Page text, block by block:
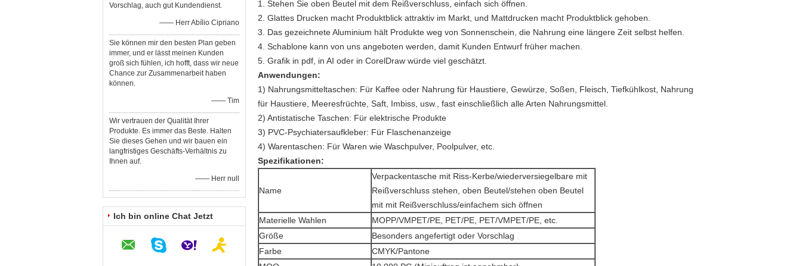
Vorschlag, auch gut Kundendienst.
—— Herr Abílio Cipriano
Sie können mir den besten Plan geben
immer, und er lässt meinen Kunden
groß sich fühlen, ich hofft, dass wir neue
Chance zur Zusammenarbeit haben
können.
—— Tim
Wir vertrauen der Qualität Ihrer
Produkte. Es immer das Beste. Halten
Sie dieses Gehen und wir bauen ein
langfristiges Geschäfts-Verhältnis zu
Ihnen auf.
—— Herr null
Ich bin online Chat Jetzt
1. Stehen Sie oben Beutel mit dem Reißverschluss, einfach sich öffnen.
2. Glattes Drucken macht Produktblick attraktiv im Markt, und Mattdrucken macht Produktblick gehoben.
3. Das gezeichnete Aluminium hält Produkte weg von Sonnenschein, die Nahrung eine längere Zeit selbst helfen.
4. Schablone kann von uns angeboten werden, damit Kunden Entwurf früher machen.
5. Grafik in pdf, in AI oder in CorelDraw würde viel geschätzt.
Anwendungen:
1) Nahrungsmitteltaschen: Für Kaffee oder Nahrung für Haustiere, Gewürze, Soßen, Fleisch, Tiefkühlkost, Nahrung
für Haustiere, Meeresfrüchte, Saft, Imbiss, usw., fast einschließlich alle Arten Nahrungsmittel.
2) Antistatische Taschen: Für elektrische Produkte
3) PVC-Psychiatersaufkleber: Für Flaschenanzeige
4) Warentaschen: Für Waren wie Waschpulver, Poolpulver, etc.
Spezifikationen:
Name
Verpackentasche mit Riss-Kerbe/wiederversiegelbare mit
Reißverschluss stehen, oben Beutel/stehen oben Beutel
mit mit Reißverschluss/einfachem sich öffnen
Materielle Wahlen
MOPP/VMPET/PE, PET/PE, PET/VMPET/PE, etc.
Größe
Besonders angefertigt oder Vorschlag
Farbe
CMYK/Pantone